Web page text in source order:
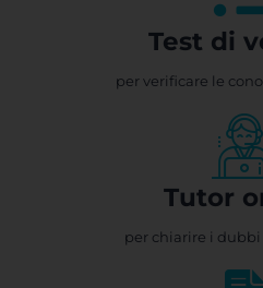
Test di
per verificare le
Tutor
per chiarire i dubbi